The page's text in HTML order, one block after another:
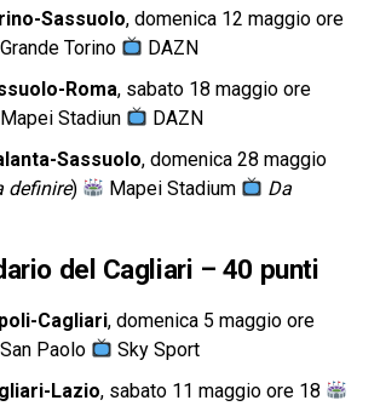
Sassuolo, domenica 12 maggio ore
Grande Torino
DAZN
Roma, sabato 18 maggio ore
Mapei Stadiun
DAZN
Sassuolo, domenica 28 maggio
definire) Mapei Stadium
Da
del Cagliari – 40 punti
Cagliari, domenica 5 maggio ore
San Paolo
Sky Sport
Lazio, sabato 11 maggio ore 18